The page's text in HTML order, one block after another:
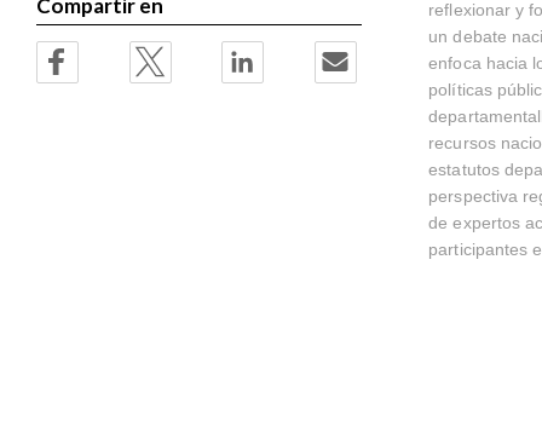
reflexionar y
un debate
enfoca hacia
políticas
recursos
estatutos
perspectiva
de expertos
participantes
Compartir en